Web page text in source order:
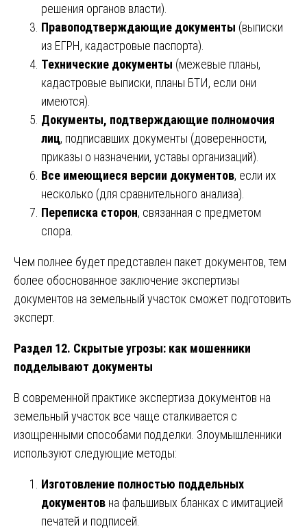
решения органов власти).
Правоподтверждающие документы (выписки
из ЕГРН, кадастровые паспорта).
Технические документы (межевые планы,
кадастровые выписки, планы БТИ, если они
имеются).
Документы, подтверждающие полномочия
лиц, подписавших документы (доверенности,
приказы о назначении, уставы организаций).
Все имеющиеся версии документов, если их
несколько (для сравнительного анализа).
Переписка сторон, связанная с предметом
спора.
Чем полнее будет представлен пакет документов, тем
более обоснованное заключение экспертизы
документов на земельный участок сможет подготовить
эксперт.
Раздел 12. Скрытые угрозы: как мошенники
подделывают документы
В современной практике экспертиза документов на
земельный участок все чаще сталкивается с
изощренными способами подделки. Злоумышленники
используют следующие методы:
Изготовление полностью поддельных
документов на фальшивых бланках с имитацией
печатей и подписей.